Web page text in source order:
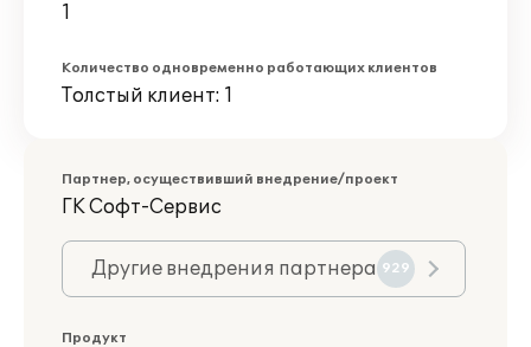
1
Количество одновременно работающих клиентов
Толстый клиент: 1
Партнер, осуществивший внедрение/проект
ГK Софт-Сервис
Другие внедрения партнера 929
Продукт